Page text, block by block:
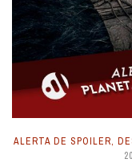
ALERTA DE SPOILER,